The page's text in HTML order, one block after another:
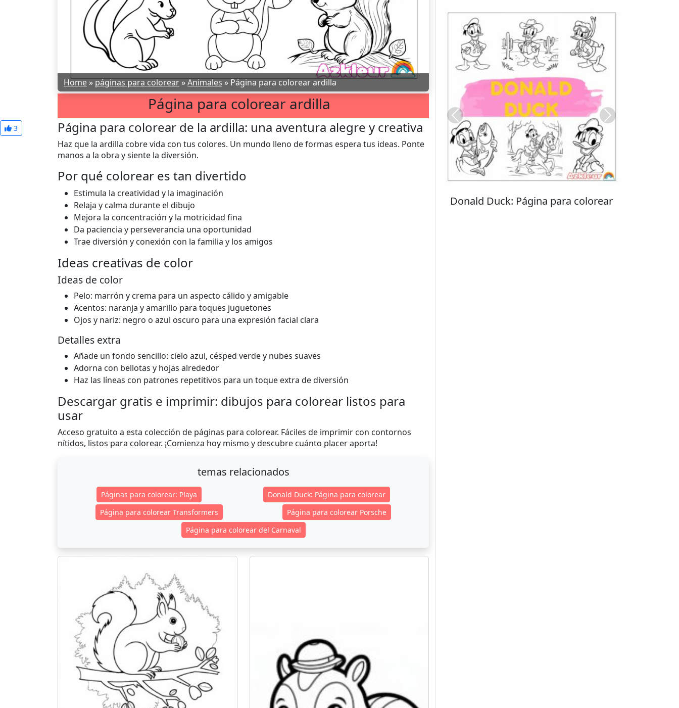
Home»páginas para colorear»Animales»Página para colorear ardilla
Página para colorear ardilla
3 Página para colorear de la ardilla: una aventura alegre y creativa
Haz que la ardilla cobre vida con tus colores. Un mundo lleno de formas espera tus ideas. Ponte
manos a la obra y siente la diversión.
Por qué colorear es tan divertido
Estimula la creatividad y la imaginación
Relaja y calma durante el dibujo
Mejora la concentración y la motricidad fina
Da paciencia y perseverancia una oportunidad
Trae diversión y conexión con la familia y los amigos
Ideas creativas de color
Ideas de color
Pelo: marrón y crema para un aspecto cálido y amigable
Acentos: naranja y amarillo para toques juguetones
Ojos y nariz: negro o azul oscuro para una expresión facial clara
Detalles extra
Añade un fondo sencillo: cielo azul, césped verde y nubes suaves
Adorna con bellotas y hojas alrededor
Haz las líneas con patrones repetitivos para un toque extra de diversión
Descargar gratis e imprimir: dibujos para colorear listos para
usar
Acceso gratuito a esta colección de páginas para colorear. Fáciles de imprimir con contornos
nítidos, listos para colorear. ¡Comienza hoy mismo y descubre cuánto placer aporta!
temas relacionados
Páginas para colorear: Playa
Donald Duck: Página para colorear
Página para colorear Transformers
Página para colorear Porsche
Página para colorear del Carnaval
Stitch: Página para colorear
Previous Next